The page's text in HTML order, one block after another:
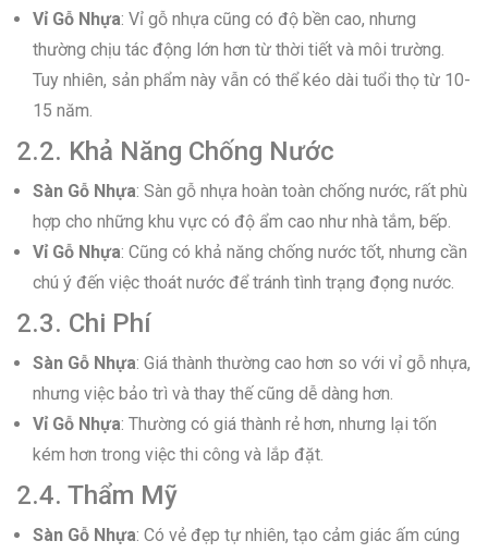
Vỉ Gỗ Nhựa: Vỉ gỗ nhựa cũng có độ bền cao, nhưng
thường chịu tác động lớn hơn từ thời tiết và môi trường.
Tuy nhiên, sản phẩm này vẫn có thể kéo dài tuổi thọ từ 10-
15 năm.
2.2. Khả Năng Chống Nước
Sàn Gỗ Nhựa: Sàn gỗ nhựa hoàn toàn chống nước, rất phù
hợp cho những khu vực có độ ẩm cao như nhà tắm, bếp.
Vỉ Gỗ Nhựa: Cũng có khả năng chống nước tốt, nhưng cần
chú ý đến việc thoát nước để tránh tình trạng đọng nước.
2.3. Chi Phí
Sàn Gỗ Nhựa: Giá thành thường cao hơn so với vỉ gỗ nhựa,
nhưng việc bảo trì và thay thế cũng dễ dàng hơn.
Vỉ Gỗ Nhựa: Thường có giá thành rẻ hơn, nhưng lại tốn
kém hơn trong việc thi công và lắp đặt.
2.4. Thẩm Mỹ
Sàn Gỗ Nhựa: Có vẻ đẹp tự nhiên, tạo cảm giác ấm cúng